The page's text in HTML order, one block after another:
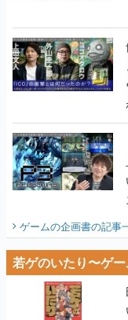
ゲームの企画書の記事
若ゲのいたり〜ゲ